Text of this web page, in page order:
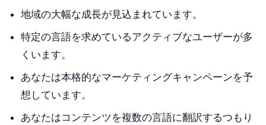
地域の大幅な成長が見込まれています。
特定の言語を求めているアクティブなユーザーが多
くいます。
あなたは本格的なマーケティングキャンペーンを予
想しています。
あなたはコンテンツを複数の言語に翻訳するつもり